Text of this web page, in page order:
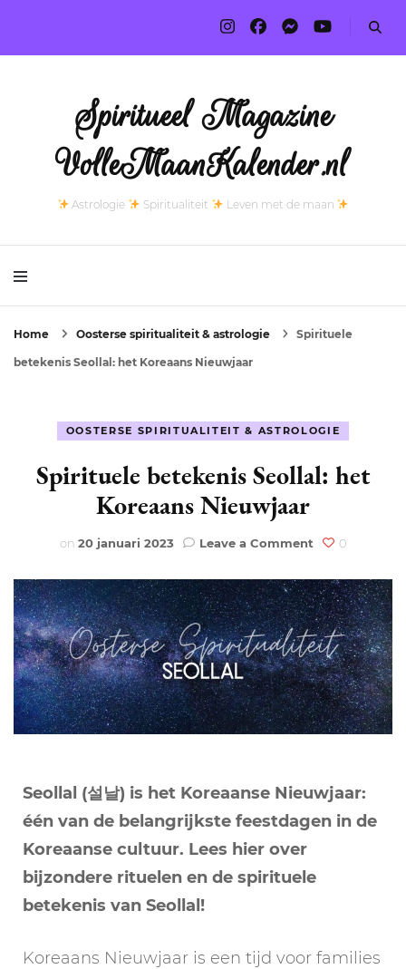
Spiritueel Magazine
VolleMaanKalender.nl
Astrologie Spiritualiteit Leven met de maan
Home Oosterse spiritualiteit & astrologie Spirituele
betekenis Seollal: het Koreaans Nieuwjaar
OOSTERSE SPIRITUALITEIT & ASTROLOGIE
Spirituele betekenis Seollal: het
Koreaans Nieuwjaar
on 20 januari 2023 Leave a Commenton
betekenis
Seollal:
het
Koreaans
Nieuwjaar
0
Seollal (설날) is het Koreaanse Nieuwjaar:
één van de belangrijkste feestdagen in de
Koreaanse cultuur. Lees hier over
bijzondere rituelen en de spirituele
betekenis van Seollal!
Koreaans Nieuwjaar is een tijd voor families